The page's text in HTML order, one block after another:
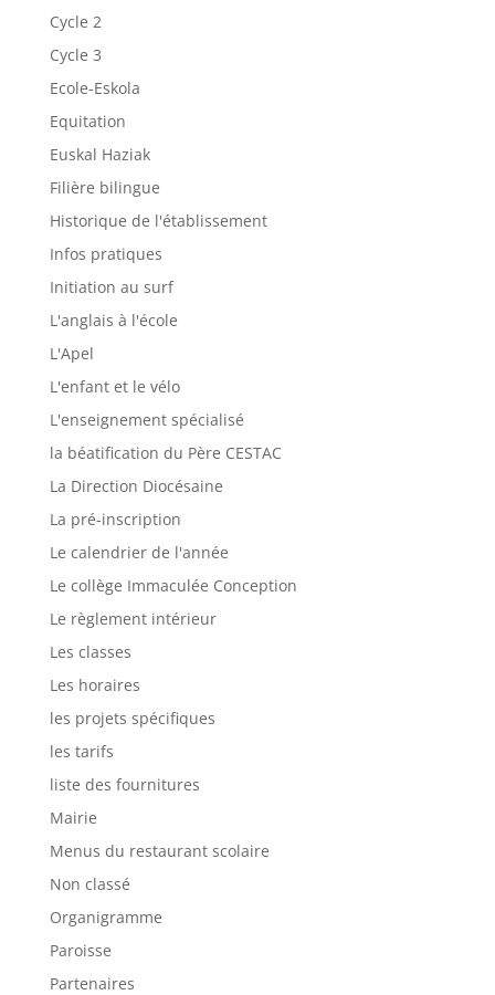
Cycle 2
Cycle 3
Ecole-Eskola
Equitation
Euskal Haziak
Filière bilingue
Historique de l'établissement
Infos pratiques
Initiation au surf
L'anglais à l'école
L'Apel
L'enfant et le vélo
L'enseignement spécialisé
la béatification du Père CESTAC
La Direction Diocésaine
La pré-inscription
Le calendrier de l'année
Le collège Immaculée Conception
Le règlement intérieur
Les classes
Les horaires
les projets spécifiques
les tarifs
liste des fournitures
Mairie
Menus du restaurant scolaire
Non classé
Organigramme
Paroisse
Partenaires